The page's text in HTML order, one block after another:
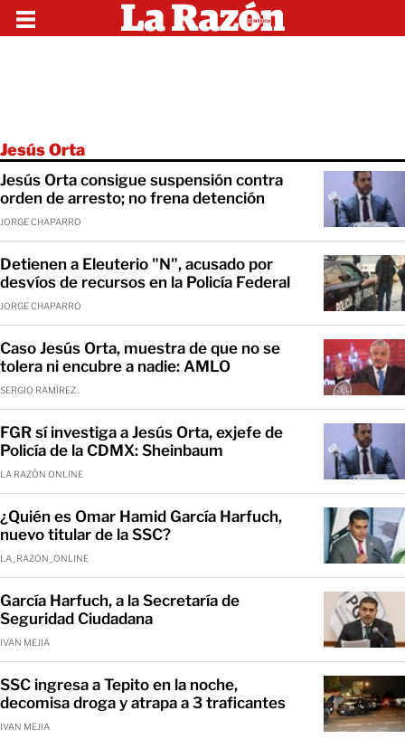
Jesús Orta
Jesús Orta consigue suspensión contra
orden de arresto; no frena detención
JORGE CHAPARRO
Detienen a Eleuterio "N", acusado por
desvíos de recursos en la Policía Federal
JORGE CHAPARRO
Caso Jesús Orta, muestra de que no se
tolera ni encubre a nadie: AMLO
SERGIO RAMÍREZ .
FGR sí investiga a Jesús Orta, exjefe de
Policía de la CDMX: Sheinbaum
LA RAZÓN ONLINE
¿Quién es Omar Hamid García Harfuch,
nuevo titular de la SSC?
LA_RAZON_ONLINE
García Harfuch, a la Secretaría de
Seguridad Ciudadana
IVAN MEJIA
SSC ingresa a Tepito en la noche,
decomisa droga y atrapa a 3 traficantes
IVAN MEJIA